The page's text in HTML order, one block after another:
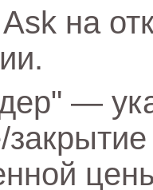
Ask на
—